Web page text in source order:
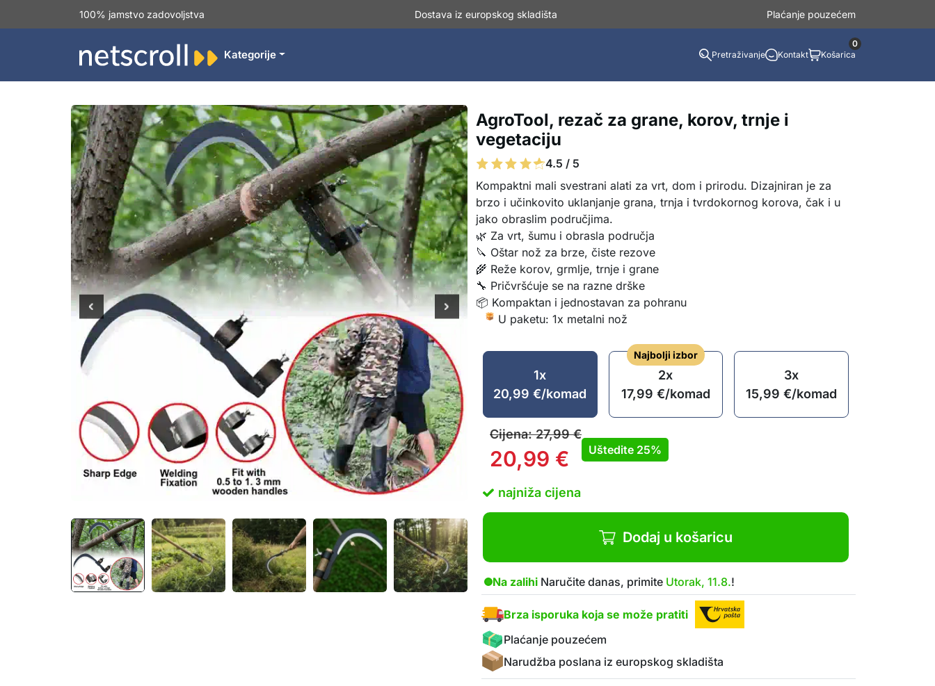
100% jamstvo zadovoljstva Dostava iz europskog skladišta Plaćanje pouzećem
Kategorije Pretraživanje Kontakt Košarica
0
AgroTool, rezač za grane, korov, trnje i
vegetaciju
4.5 / 5
Kompaktni mali svestrani alati za vrt, dom i prirodu. Dizajniran je za
brzo i učinkovito uklanjanje grana, trnja i tvrdokornog korova, čak i u
jako obraslim područjima.
🌿 Za vrt, šumu i obrasla područja
🔪 Oštar nož za brze, čiste rezove
🌾 Reže korov, grmlje, trnje i grane
🔧 Pričvršćuje se na razne drške
📦 Kompaktan i jednostavan za pohranu
U paketu: 1x metalni nož
1x
20,99€/komad
Najbolji izbor
2x
17,99 €/komad
3x
15,99€/komad
Cijena:27,99€
20,99 € Uštedite 25%
najniža cijena
Dodaj u košaricu
Na zalihi Naručite danas, primite Utorak, 11.8.!
Brza isporuka koja se može pratiti
Plaćanje pouzećem
Narudžba poslana iz europskog skladišta